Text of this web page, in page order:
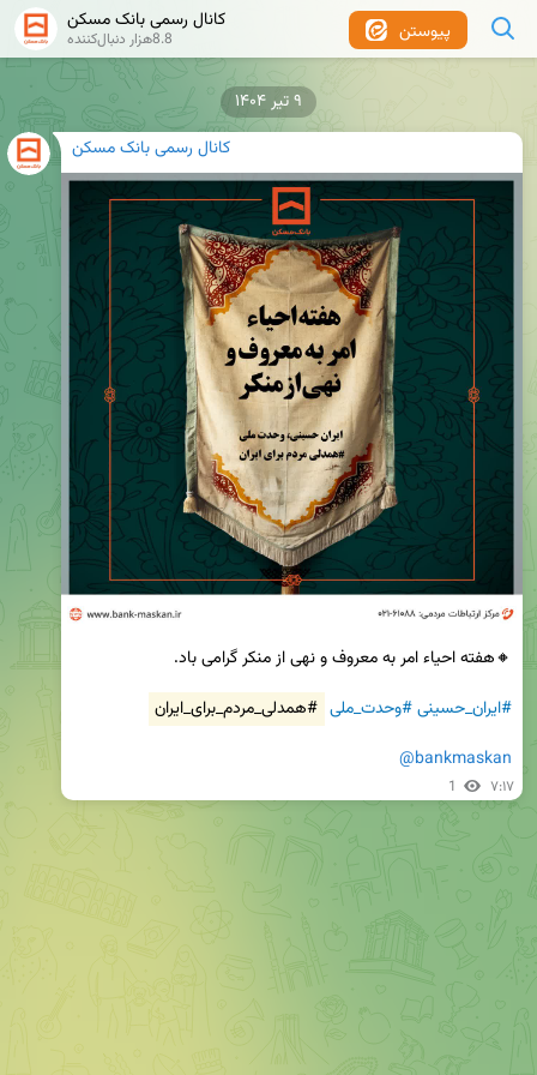
پیوستن کانال رسمی بانک مسکن
8.8هزار دنبال‌کننده
کانال رسمی بانک مسکن
#ایران_حسینی#وحدت_ملی #همدلی_مردم_برای_ایران
@bankmaskan
1 ۷:۱۷
۹ تیر ۱۴۰۴